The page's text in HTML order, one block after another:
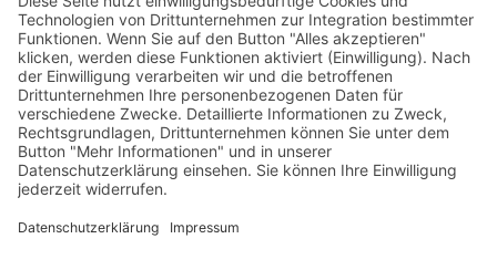
Social Media
Rechtliches